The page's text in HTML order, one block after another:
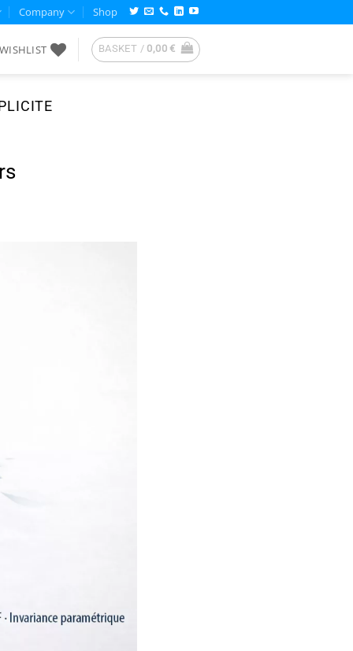
Company Shop
WISHLIST BASKET / 0,00€